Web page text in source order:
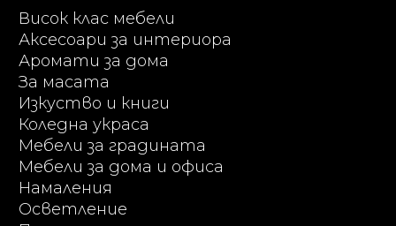
Висок клас мебели
Аксесоари за интериора
Аромати за дома
За масата
Изкуство и книги
Коледна украса
Мебели за градината
Мебели за дома и офиса
Намаления
Осветление